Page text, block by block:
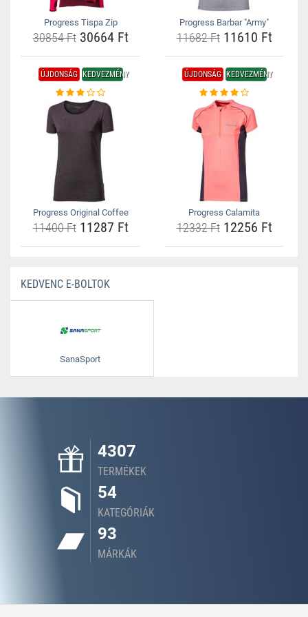
Progress Tispa Zip
30854 Ft30664 Ft
Progress Barbar "Army"
11682 Ft11610 Ft
ÚJDONSÁG KEDVEZMÉNY
Progress Original Coffee
11400 Ft11287 Ft
ÚJDONSÁG KEDVEZMÉNY
Progress Calamita
12332 Ft12256 Ft
KEDVENC E-BOLTOK
SanaSport
4307
TERMÉKEK
54
KATEGÓRIÁK
93
MÁRKÁK